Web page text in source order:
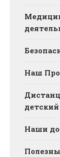
Наш
детский
Наши